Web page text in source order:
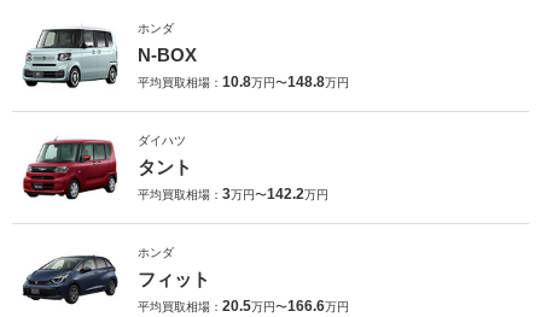
ホンダ
N-BOX
平均買取相場： 10.8万円〜148.8万円
ダイハツ
タント
平均買取相場： 3万円〜142.2万円
ホンダ
フィット
平均買取相場： 20.5万円〜166.6万円